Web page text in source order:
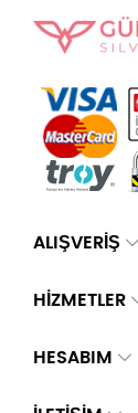
ALIŞVERİŞ
HİZMETLER
HESABIM